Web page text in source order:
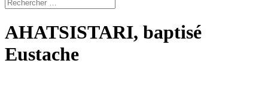
AHATSISTARI, baptisé
Eustache